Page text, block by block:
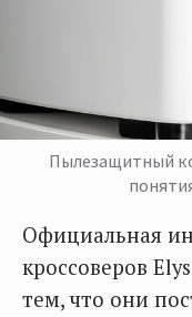
Пылезащитный
Официальная
кроссоверов
тем, что они